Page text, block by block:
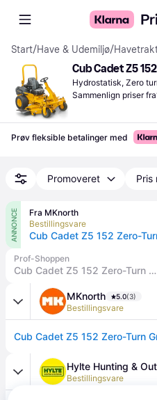
Start/Have & Udemiljø/
Cub Cadet Z5
Hydrostatisk, Zero
Sammenlign priser fra
Prøv fleksible betalinger med
Promoveret Pris
ANNONCE
Fra MKnorth
Bestillingsvare
Prof-Shoppen
Cub Cadet Z5 152 Zero-Turn Pro inkl. fri levering, montering og klargøring.
MKnorth 5.0(3)
Bestillingsvare
Cub Cadet Z5 152 Zero-Turn
Hylte Hunting &
Bestillingsvare